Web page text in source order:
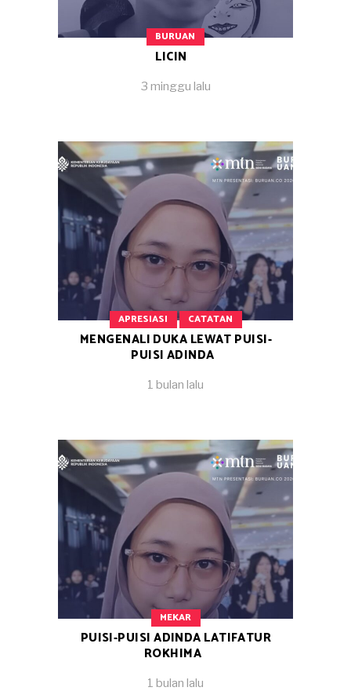
BURUAN
LICIN
3 minggu lalu
APRESIASI CATATAN
MENGENALI DUKA LEWAT PUISI-
PUISI ADINDA
1 bulan lalu
MEKAR
PUISI-PUISI ADINDA LATIFATUR
ROKHIMA
1 bulan lalu